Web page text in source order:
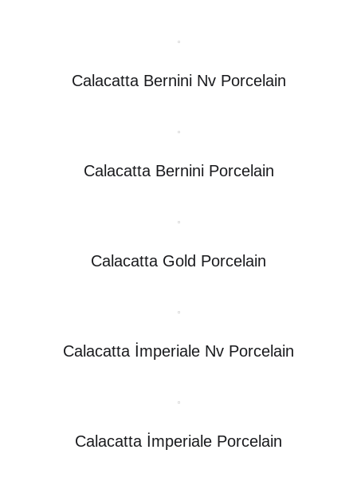
Calacatta Bernini Nv Porcelain
Calacatta Bernini Porcelain
Calacatta Gold Porcelain
Calacatta İmperiale Nv Porcelain
Calacatta İmperiale Porcelain